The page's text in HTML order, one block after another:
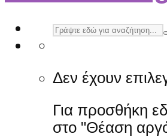
Δεν έχουν
Για προσθήκη
στο "Θέαση